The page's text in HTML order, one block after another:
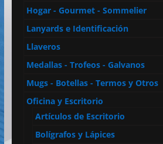
Hogar - Gourmet - Sommelier
Lanyards e Identificación
Llaveros
Medallas - Trofeos - Galvanos
Mugs - Botellas - Termos y Otros
Oficina y Escritorio
Artículos de Escritorio
Bolígrafos y Lápices